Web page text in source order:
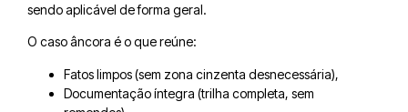
sendo aplicável de forma geral.
O caso âncora é o que reúne:
Fatos limpos (sem zona cinzenta desnecessária),
Documentação íntegra (trilha completa, sem